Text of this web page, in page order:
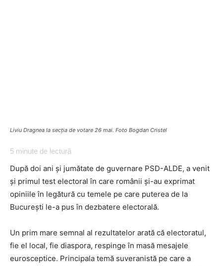
Liviu Dragnea la secția de votare 26 mai. Foto Bogdan Cristel
5 minute de lectură
După doi ani și jumătate de guvernare PSD-ALDE, a venit
și primul test electoral în care românii și-au exprimat
opiniile în legătură cu temele pe care puterea de la
București le-a pus în dezbatere electorală.
Un prim mare semnal al rezultatelor arată că electoratul,
fie el local, fie diaspora, respinge în masă mesajele
eurosceptice. Principala temă suveranistă pe care a